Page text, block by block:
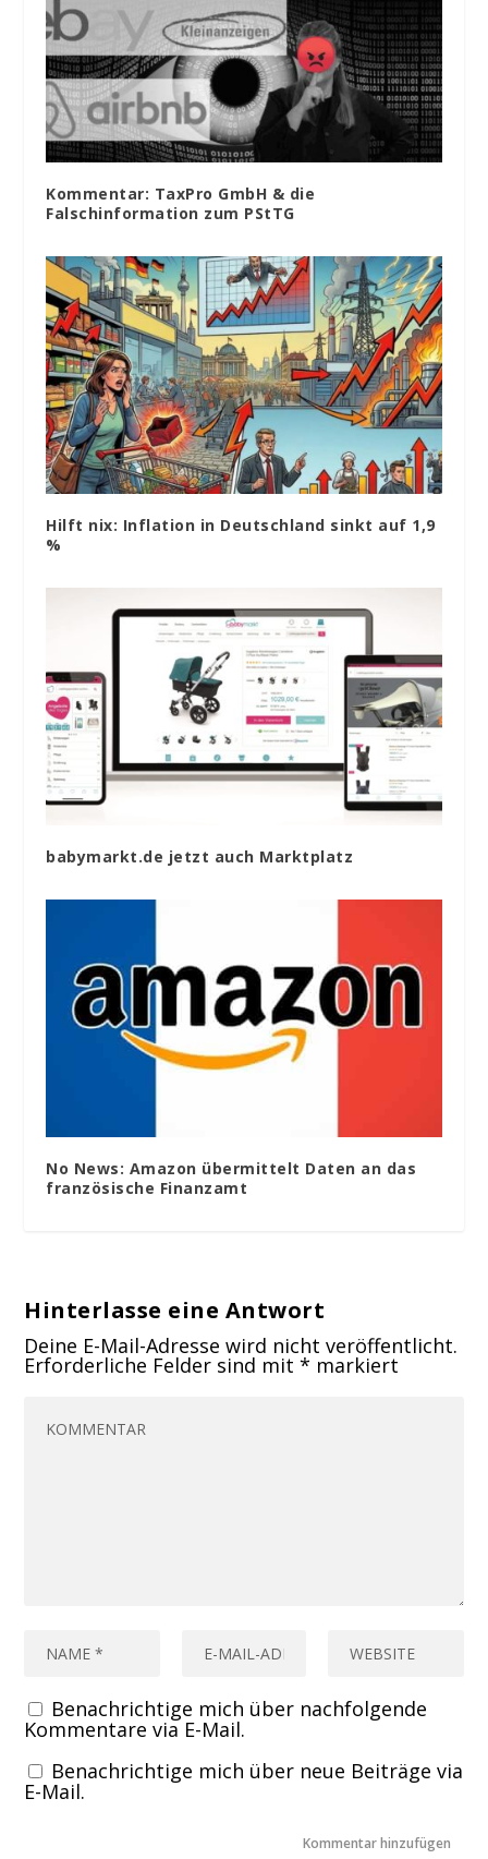
Kommentar: TaxPro GmbH & die
Falschinformation zum PStTG
Hilft nix: Inflation in Deutschland sinkt auf 1,9
%
babymarkt.de jetzt auch Marktplatz
No News: Amazon übermittelt Daten an das
französische Finanzamt
Hinterlasse eine Antwort
Deine E-Mail-Adresse wird nicht veröffentlicht.
Erforderliche Felder sind mit* markiert
Benachrichtige mich über nachfolgende
Kommentare via E-Mail.
Benachrichtige mich über neue Beiträge via
E-Mail.